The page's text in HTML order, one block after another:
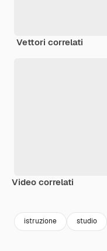
Vettori correlati
Video correlati
istruzione studio